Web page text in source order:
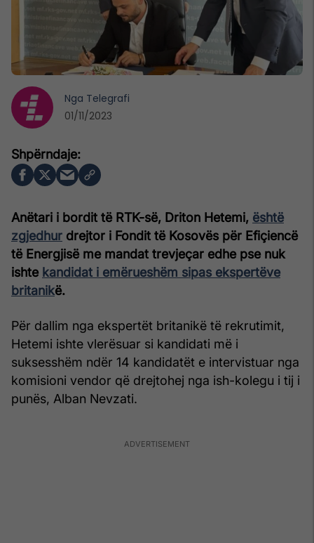
Anëtari i bordit të RTK-së, Driton Hetemi, është
zgjedhur drejtor i Fondit të Kosovës për Efiçiencë
të Energjisë me mandat trevjeçar edhe pse nuk
ishte kandidat i emërueshëm sipas ekspertëve
britanikë.
Për dallim nga ekspertët britanikë të rekrutimit,
Hetemi ishte vlerësuar si kandidati më i
suksesshëm ndër 14 kandidatët e intervistuar nga
komisioni vendor që drejtohej nga ish-kolegu i tij i
punës, Alban Nevzati.
Nga Telegrafi
01/11/2023